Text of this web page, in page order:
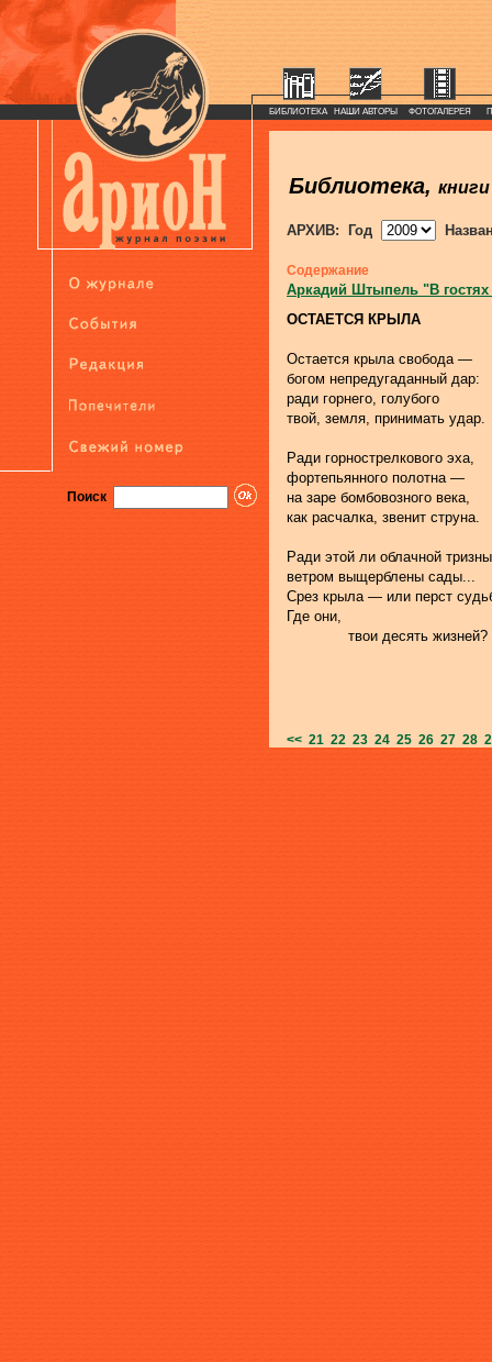
Поиск
БИБЛИОТЕКА НАШИ АВТОРЫ ФОТОГАЛЕРЕЯ
Библиотека, книги
АРХИВ: Год
Содержание
Аркадий Штыпель "В
ОСТАЕТСЯ КРЫЛА
Остается крыла свобода —
богом непредугаданный дар:
ради горнего, голубого
твой, земля, принимать удар.
Ради горнострелкового эха,
фортепьянного полотна —
на заре бомбовозного века,
как расчалка, звенит струна.
Ради этой ли облачной тризны
ветром выщерблены сады...
Срез крыла — или перст
Где они,
              твои десять жизней?
<< 21 22 23 24 25 26 27 28